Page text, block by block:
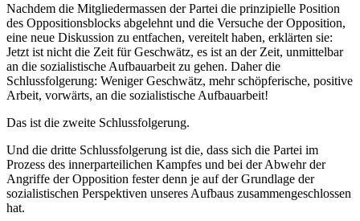
Nachdem die Mitgliedermassen der Partei die prinzipielle Position
des Oppositionsblocks abgelehnt und die Versuche der Opposition,
eine neue Diskussion zu entfachen, vereitelt haben, erklärten sie:
Jetzt ist nicht die Zeit für Geschwätz, es ist an der Zeit, unmittelbar
an die sozialistische Aufbauarbeit zu gehen. Daher die
Schlussfolgerung: Weniger Geschwätz, mehr schöpferische, positive
Arbeit, vorwärts, an die sozialistische Aufbauarbeit!
Das ist die zweite Schlussfolgerung.
Und die dritte Schlussfolgerung ist die, dass sich die Partei im
Prozess des innerparteilichen Kampfes und bei der Abwehr der
Angriffe der Opposition fester denn je auf der Grundlage der
sozialistischen Perspektiven unseres Aufbaus zusammengeschlossen
hat.